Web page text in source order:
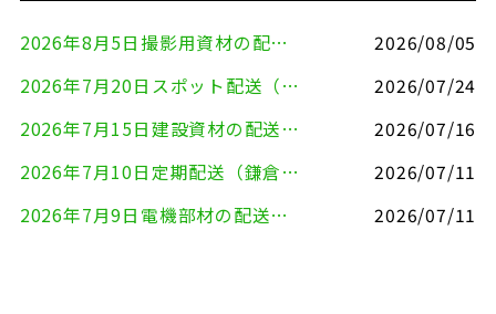
2026年8月5日撮影用資材の配送（鎌倉市⇒港区）
2026/08/05
2026年7月20日スポット配送（横浜市金沢区⇒愛知県豊川市）
2026/07/24
2026年7月15日建設資材の配送（横浜市金沢区⇒横須賀市）
2026/07/16
2026年7月10日定期配送（鎌倉市⇔大田区）
2026/07/11
2026年7月9日電機部材の配送（横浜市戸塚区⇒品川区）
2026/07/11